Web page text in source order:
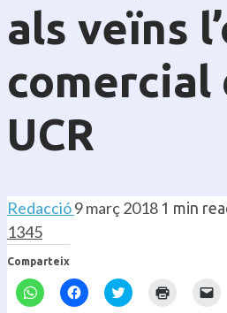
als veïns
comercial
UCR
Redacció9 març 2018 1 min
1345
Comparteix
Feu
clic
Feu
clic
Feu
clic